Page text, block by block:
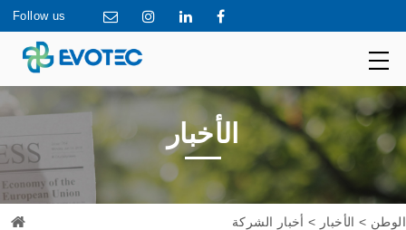
Follow us
الأخبار
الوطن > الأخبار > أخبار الشركة